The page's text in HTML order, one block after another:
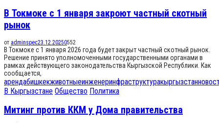
В Токмоке с 1 января закроют частный скотный
рынок
от adminspec23.12.20250552
В Токмоке с 1 января 2026 года будет закрыт частный скотный рынок.
Решение принято уполномоченными государственными органами в
рамках действующего законодательства Кыргызской Республики. Как
сообщается,
арендабишкекживотныеинженеринфраструктуракыргызстан
В Кыргызстане Общество Политика
Митинг против ККМ у Дома правительства